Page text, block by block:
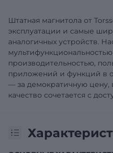
Штатная магнитола от
эксплуатации и самые
аналогичных устройств.
производительностью,
приложений и функций в
— за демократичную цену,
качество сочетается с